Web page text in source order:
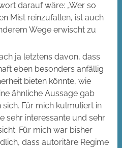
darauf wäre: „Wer so
Mist reinzufallen, ist auch
Wege erwischt zu
ja letztens davon, dass
eben besonders anfällig
bieten könnte, wie
ähnliche Aussage gab
Für mich kulmuliert in
sehr interessante und sehr
Für mich war bisher
dass autoritäre Regime